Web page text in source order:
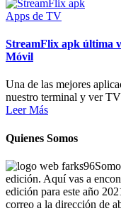
Apps de TV
StreamFlix apk última
Móvil
Una de las mejores
nuestro terminal y ver
Leer Más
Quienes Somos
edición. Aquí vas a
edición para este año
correo a la dirección de